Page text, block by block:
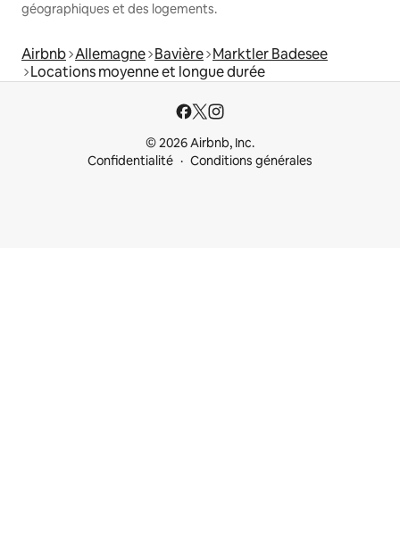
géographiques et des logements.
Airbnb Allemagne Bavière Marktler Badesee
Locations moyenne et longue durée
© 2026 Airbnb, Inc.
Confidentialité
Conditions générales